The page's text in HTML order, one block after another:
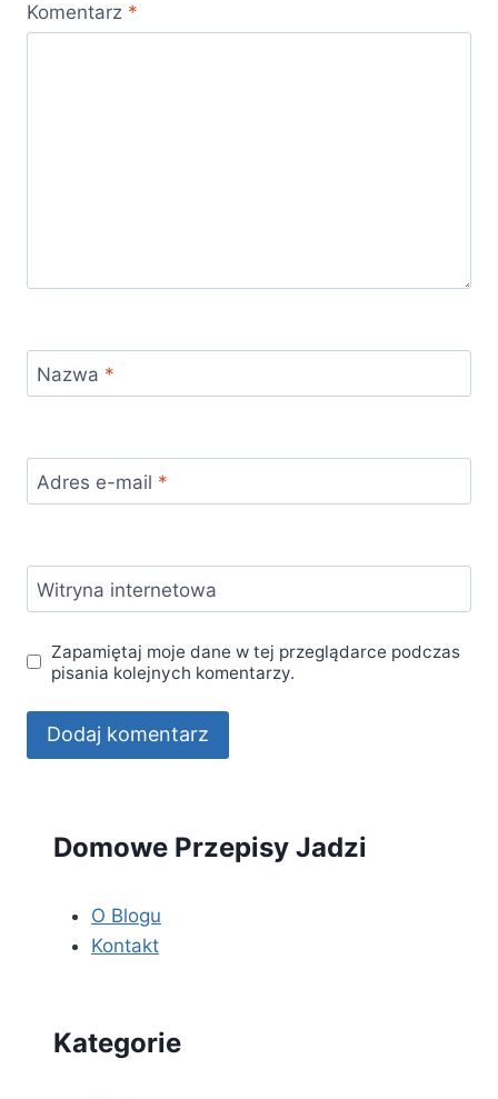
Komentarz *
Nazwa *
Adres e-mail *
Witryna internetowa
Zapamiętaj moje dane w tej przeglądarce podczas
pisania kolejnych komentarzy.
Domowe Przepisy Jadzi
O Blogu
Kontakt
Kategorie